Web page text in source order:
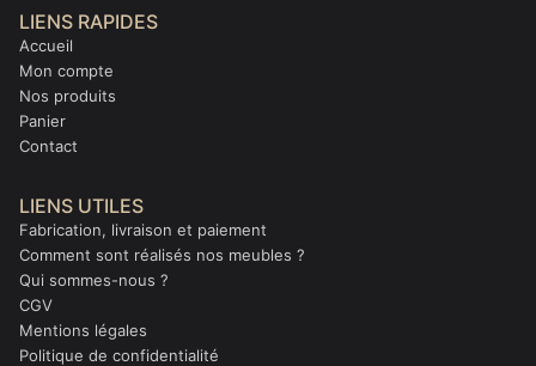
LIENS RAPIDES
Accueil
Mon compte
Nos produits
Panier
Contact
LIENS UTILES
Fabrication, livraison et paiement
Comment sont réalisés nos meubles ?
Qui sommes-nous ?
CGV
Mentions légales
Politique de confidentialité